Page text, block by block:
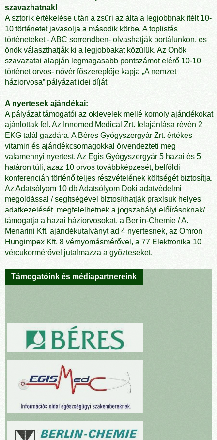
szavazhatnak!
A sztorik értékelése után a zsűri az általa legjobbnak ítélt 10-
10 történetet javasolja a második körbe. A toplistás
történeteket - ABC sorrendben- olvashatják portálunkon, és
önök választhatják ki a legjobbakat közülük. Az Önök
szavazatai alapján legmagasabb pontszámot elérő 10-10
történet orvos- nővér főszereplője kapja „A nemzet
háziorvosa” pályázat idei díját!
A nyertesek ajándékai:
A pályázat támogatói az oklevelek mellé komoly ajándékokat
ajánlottak fel. Az Innomed Medical Zrt. felajánlása révén 2
EKG talál gazdára. A Béres Gyógyszergyár Zrt. értékes
vitamin és ajándékcsomagokkal örvendezteti meg
valamennyi nyertest. Az Egis Gyógyszergyár 5 hazai és 5
határon túli, azaz 10 orvos továbbképzését, belföldi
konferencián történő teljes részvételének költségét biztosítja.
Az Adatsólyom 10 db Adatsólyom Doki adatvédelmi
megoldással / segítségével biztosíthatják praxisuk helyes
adatkezelését, megfelelhetnek a jogszabályi előírásoknak/
támogatja a hazai háziorvosokat, a Berlin-Chemie / A.
Menarini Kft. ajándékutalványt ad 4 nyertesnek, az Omron
Hungimpex Kft. 8 vérnyomásmérővel, a 77 Elektronika 10
vércukormérővel jutalmazza a győzteseket.
Támogatóink és médiapartnereink